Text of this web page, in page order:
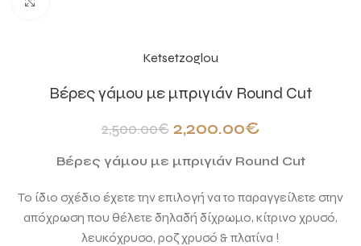
Ketsetzoglou
Βέρες γάμου με μπριγιάν Round Cut
2,500.00€ 2,200.00€
Βέρες γάμου με μπριγιάν Round Cut
Το ίδιο σχέδιο έχετε την επιλογή να το παραγγείλετε στην
απόχρωση που θέλετε δηλαδή δίχρωμο, κίτρινο χρυσό,
λευκόχρυσο, ροζ χρυσό & πλατίνα !